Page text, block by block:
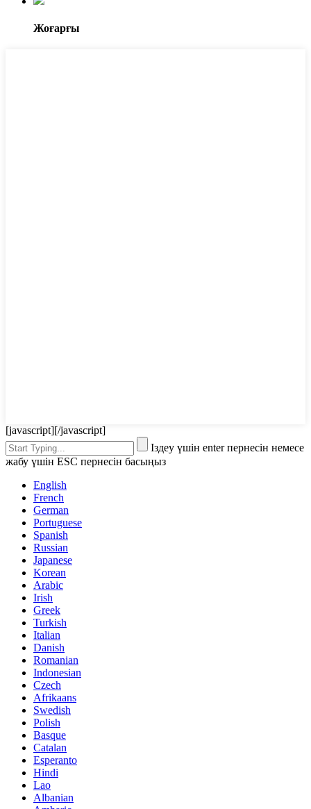
Жоғарғы
[javascript][/javascript]
Іздеу үшін enter пернесін немесе
жабу үшін ESC пернесін басыңыз
English
French
German
Portuguese
Spanish
Russian
Japanese
Korean
Arabic
Irish
Greek
Turkish
Italian
Danish
Romanian
Indonesian
Czech
Afrikaans
Swedish
Polish
Basque
Catalan
Esperanto
Hindi
Lao
Albanian